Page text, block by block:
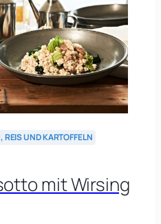
REIS UND KARTOFFELN
mit Wirsing